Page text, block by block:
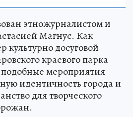
этножурналистом и
Магнус. Как
культурно досуговой
краевого парка
мероприятия
идентичность города и
для творческого